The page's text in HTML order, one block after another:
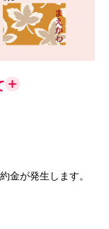
金が発生します。